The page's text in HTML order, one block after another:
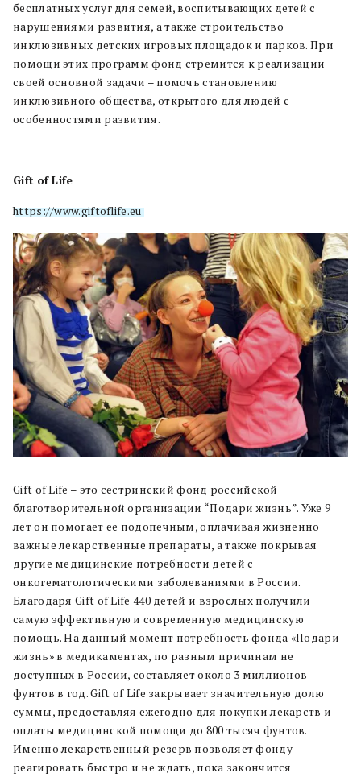
бесплатных услуг для семей, воспитывающих детей с
нарушениями развития, а также строительство
инклюзивных детских игровых площадок и парков. При
помощи этих программ фонд стремится к реализации
своей основной задачи – помочь становлению
инклюзивного общества, открытого для людей с
особенностями развития.
Gift of Life
https://www.giftoflife.eu
Gift of Life – это сестринский фонд российской
благотворительной организации “Подари жизнь”. Уже 9
лет он помогает ее подопечным, оплачивая жизненно
важные лекарственные препараты, а также покрывая
другие медицинские потребности детей с
онкогематологическими заболеваниями в России.
Благодаря Gift of Life 440 детей и взрослых получили
самую эффективную и современную медицинскую
помощь. На данный момент потребность фонда «Подари
жизнь» в медикаментах, по разным причинам не
доступных в России, составляет около 3 миллионов
фунтов в год. Gift of Life закрывает значительную долю
суммы, предоставляя ежегодно для покупки лекарств и
оплаты медицинской помощи до 800 тысяч фунтов.
Именно лекарственный резерв позволяет фонду
реагировать быстро и не ждать, пока закончится